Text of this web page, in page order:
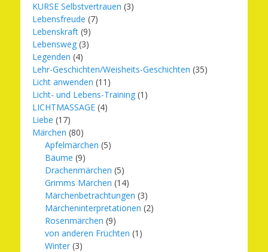
KURSE Selbstvertrauen (3)
Lebensfreude (7)
Lebenskraft (9)
Lebensweg (3)
Legenden (4)
Lehr-Geschichten/Weisheits-Geschichten (35)
Licht anwenden (11)
Licht- und Lebens-Training (1)
LICHTMASSAGE (4)
Liebe (17)
Märchen (80)
Apfelmärchen (5)
Bäume (9)
Drachenmärchen (5)
Grimms Märchen (14)
Märchenbetrachtungen (3)
Märcheninterpretationen (2)
Rosenmärchen (9)
von anderen Früchten (1)
Winter (3)